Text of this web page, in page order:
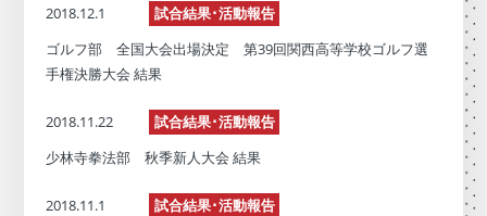
2018.12.1
試合結果･活動報告
ゴルフ部 全国大会出場決定 第39回関西高等学校ゴルフ選
手権決勝大会 結果
2018.11.22
試合結果･活動報告
少林寺拳法部 秋季新人大会 結果
2018.11.1
試合結果･活動報告